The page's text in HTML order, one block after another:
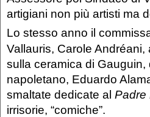
artigiani non più artisti ma
Lo stesso anno il
Vallauris, Carole
sulla ceramica di
napoletano, Eduardo
smaltate dedicate al Padre
irrisorie, “comiche”.